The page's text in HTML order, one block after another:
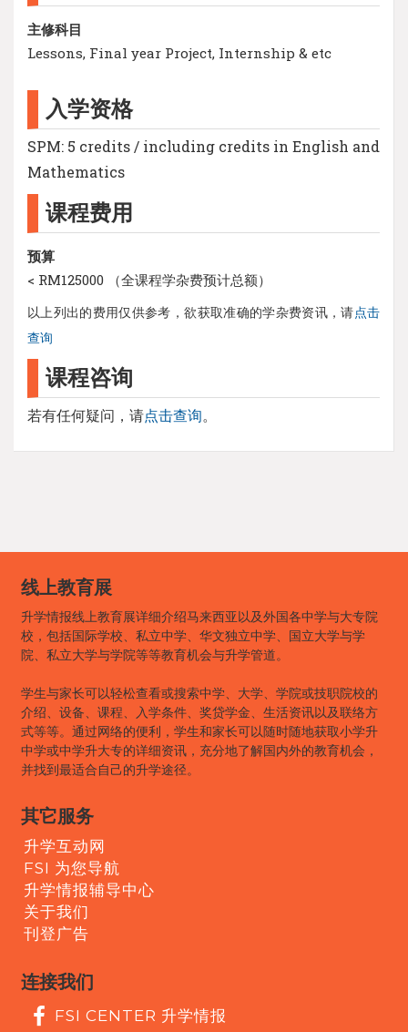
主修科目
Lessons, Final year Project, Internship & etc
入学资格
SPM: 5 credits / including credits in English and
Mathematics
课程费用
预算
< RM125000 （全课程学杂费预计总额）
以上列出的费用仅供参考，欲获取准确的学杂费资讯，请点击
查询
课程咨询
若有任何疑问，请点击查询。
线上教育展
升学情报线上教育展详细介绍马来西亚以及外国各中学与大专院
校，包括国际学校、私立中学、华文独立中学、国立大学与学
院、私立大学与学院等等教育机会与升学管道。
学生与家长可以轻松查看或搜索中学、大学、学院或技职院校的
介绍、设备、课程、入学条件、奖贷学金、生活资讯以及联络方
式等等。通过网络的便利，学生和家长可以随时随地获取小学升
中学或中学升大专的详细资讯，充分地了解国内外的教育机会，
并找到最适合自己的升学途径。
其它服务
升学互动网
FSI 为您导航
升学情报辅导中心
关于我们
刊登广告
连接我们
FSI CENTER 升学情报